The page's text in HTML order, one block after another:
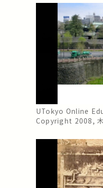
UTokyo Online
Copyright 2008,